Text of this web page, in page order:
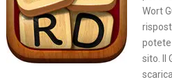
Wort
sito. Il